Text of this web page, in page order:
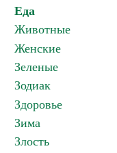
Еда
Животные
Женские
Зеленые
Зодиак
Здоровье
Зима
Злость